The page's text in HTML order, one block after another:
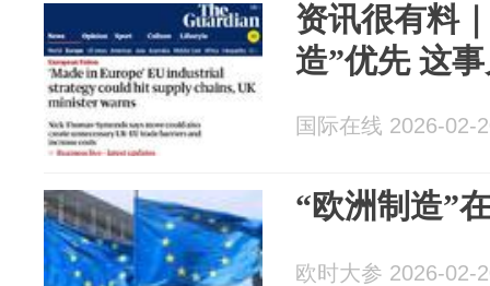
资讯很有料
造”优先 这
国际在线 2026-02-
“欧洲制造”
欧时大参 2026-02-